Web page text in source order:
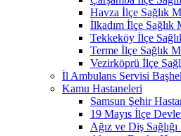
Havza İlçe Sağlık
İlkadım İlçe Sağlık
Tekkeköy İlçe
Terme İlçe Sağlık
Vezirköprü İlçe
İl Ambulans Servisi
Kamu Hastaneleri
Samsun Şehir
19 Mayıs İlçe
Ağız ve Diş Sağlığı